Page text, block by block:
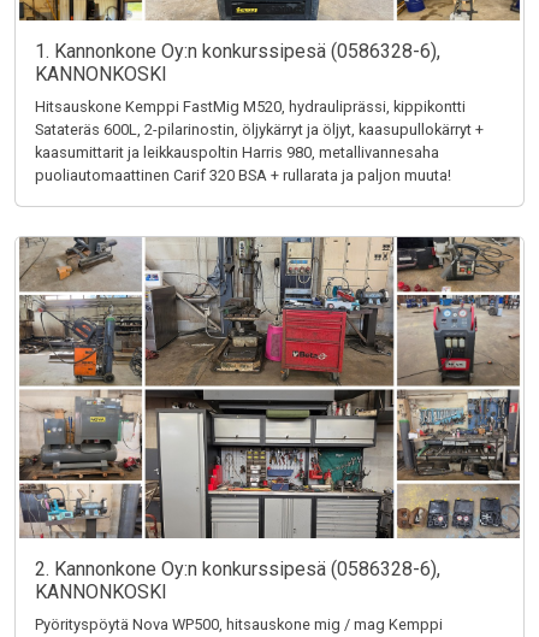
1. Kannonkone Oy:n konkurssipesä (0586328-6),
KANNONKOSKI
Hitsauskone Kemppi FastMig M520, hydrauliprässi, kippikontti
Satateräs 600L, 2-pilarinostin, öljykärryt ja öljyt, kaasupullokärryt +
kaasumittarit ja leikkauspoltin Harris 980, metallivannesaha
puoliautomaattinen Carif 320 BSA + rullarata ja paljon muuta!
2. Kannonkone Oy:n konkurssipesä (0586328-6),
KANNONKOSKI
Pyörityspöytä Nova WP500, hitsauskone mig / mag Kemppi